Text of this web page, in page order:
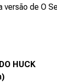
versão de O
HUCK